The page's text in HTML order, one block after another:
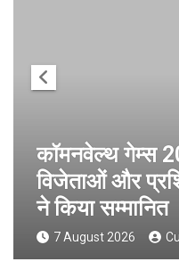
कॉमनवेल्थ गेम्स
विजेताओं और
ने किया सम्मानित
7 August 2026